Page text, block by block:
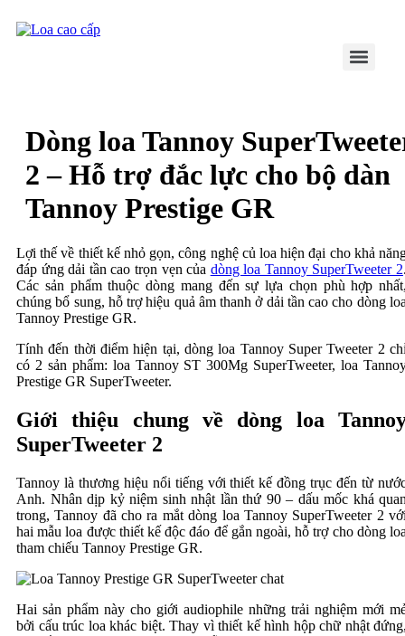
Dòng loa Tannoy
2 – Hỗ trợ đắc lực cho bộ dàn
Tannoy Prestige GR
Lợi thế về thiết kế nhỏ gọn, công nghệ củ loa hiện đại cho khả
đáp ứng dải tần cao trọn vẹn của dòng loa Tannoy SuperTweeter 2
Các sản phẩm thuộc dòng mang đến sự lựa chọn phù hợp
chúng bổ sung, hỗ trợ hiệu quả âm thanh ở dải tần cao cho dòng
Tannoy Prestige GR.
Tính đến thời điểm hiện tại, dòng loa Tannoy Super Tweeter 2
có 2 sản phẩm: loa Tannoy ST 300Mg SuperTweeter, loa
Prestige GR SuperTweeter.
Giới thiệu chung về dòng loa
SuperTweeter 2
Tannoy là thương hiệu nổi tiếng với thiết kế đồng trục đến từ
Anh. Nhân dịp kỷ niệm sinh nhật lần thứ 90 – dấu mốc khá
trong, Tannoy đã cho ra mắt dòng loa Tannoy SuperTweeter 2
hai mẫu loa được thiết kế độc đáo để gắn ngoài, hỗ trợ cho dòng
tham chiếu Tannoy Prestige GR.
Hai sản phẩm này cho giới audiophile những trải nghiệm mới
bởi cấu trúc loa khác biệt. Thay vì thiết kế hình hộp chữ nhật